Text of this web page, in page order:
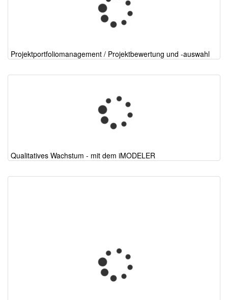
Projektportfoliomanagement / Projektbewertung und -auswahl
Qualitatives Wachstum - mit dem iMODELER